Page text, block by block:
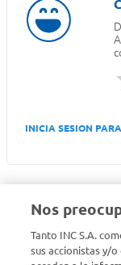
INICIA SESION
Seguinos en :
Nos
Tanto INC S.A.
sus accionistas y/